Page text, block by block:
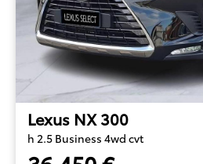
Lexus NX 300
h 2.5 Business 4wd cvt